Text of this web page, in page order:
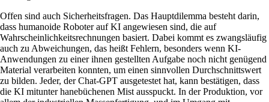
Offen sind auch Sicherheitsfragen. Das Haupt­dilemma besteht darin,
dass humanoide Roboter auf KI angewiesen sind, die auf
Wahrscheinlichkeitsrechnungen basiert. Dabei kommt es zwangsläufig
auch zu Abweichungen, das heißt Fehlern, besonders wenn KI-
Anwendungen zu einer ihnen gestellten Aufgabe noch nicht genügend
Material verarbeiten konnten, um einen sinnvollen Durchschnittswert
zu bilden. Jeder, der Chat-GPT ausgetestet hat, kann bestätigen, dass
die KI mitunter hanebüchenen Mist ausspuckt. In der Produktion, vor